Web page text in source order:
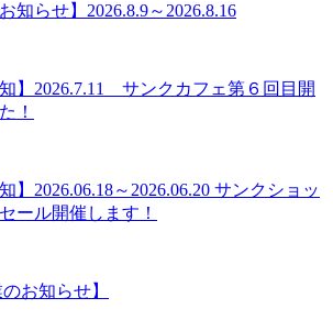
知らせ】2026.8.9～2026.8.16
知】2026.7.11 サンクカフェ第６回目開
！
】2026.06.18～2026.06.20 サンクショッ
ール開催します！
お知らせ】